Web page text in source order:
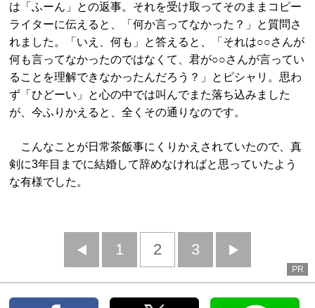
は「ふーん」との返事。それを受け取ってそのままコピー
ライターに伝えると、「何か言ってなかった？」と質問さ
れました。「いえ、何も」と答えると、「それは○○さんが
何も言ってなかったのではなくて、君が○○さんが言ってい
ることを理解できなかったんだろう？」とピシャリ。思わ
ず「ひどーい」と心の中では叫んでまた落ち込みました
が、今ふりかえると、全くその通りなのです。
こんなことが日常茶飯事にくりかえされていたので、真
剣に3年目までに結婚して辞めなければと思っていたよう
な有様でした。
前
へ
1 2 3
へ
PR